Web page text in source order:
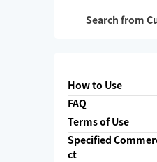
Search from
How to Use
FAQ
Terms of Use
Specified
ct